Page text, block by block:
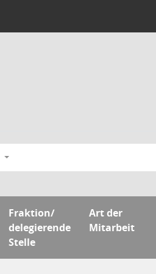
Fraktion/
delegierende
Stelle
Art der
Mitarbeit